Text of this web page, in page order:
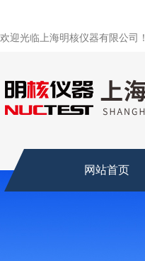
欢迎光临上海明核仪器有限公司！
网站首页